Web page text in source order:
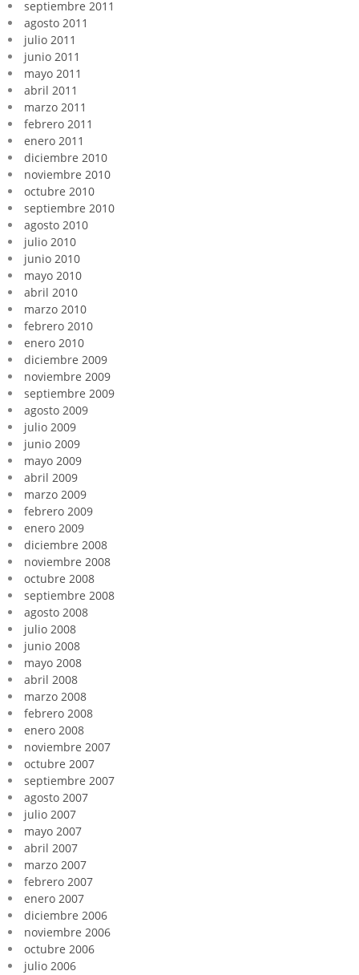
septiembre 2011
agosto 2011
julio 2011
junio 2011
mayo 2011
abril 2011
marzo 2011
febrero 2011
enero 2011
diciembre 2010
noviembre 2010
octubre 2010
septiembre 2010
agosto 2010
julio 2010
junio 2010
mayo 2010
abril 2010
marzo 2010
febrero 2010
enero 2010
diciembre 2009
noviembre 2009
septiembre 2009
agosto 2009
julio 2009
junio 2009
mayo 2009
abril 2009
marzo 2009
febrero 2009
enero 2009
diciembre 2008
noviembre 2008
octubre 2008
septiembre 2008
agosto 2008
julio 2008
junio 2008
mayo 2008
abril 2008
marzo 2008
febrero 2008
enero 2008
noviembre 2007
octubre 2007
septiembre 2007
agosto 2007
julio 2007
mayo 2007
abril 2007
marzo 2007
febrero 2007
enero 2007
diciembre 2006
noviembre 2006
octubre 2006
julio 2006